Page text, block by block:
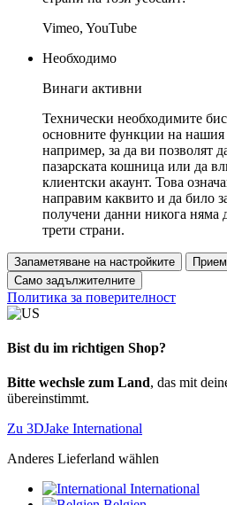
Vimeo, YouTube
Необходимо
Винаги активни
Технически необходимите
основните функции на нашия
например, за да ви позволят
пазарската кошница или да
клиентски акаунт. Това
направим каквито и да било
получени данни никога няма
трети страни.
Запаметяване на настройките
Само задължителните
Политика за поверителност
Bist du im richtigen Shop?
Bitte wechsle zum Land, das mit
übereinstimmt.
Zu 3DJake International
Anderes Lieferland wählen
International